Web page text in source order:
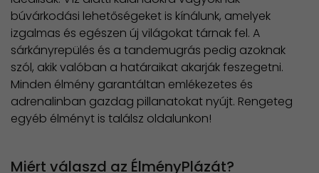
búvárkodási lehetőségeket is kínálunk, amelyek
izgalmas és egészen új világokat tárnak fel. A
sárkányrepülés és a tandemugrás pedig azoknak
szól, akik valóban a határaikat akarják feszegetni.
Minden élmény garantáltan emlékezetes és
adrenalinban gazdag pillanatokat nyújt. Rengeteg
egyéb élményt is találsz oldalunkon!
Miért válaszd az ÉlményPlázát?